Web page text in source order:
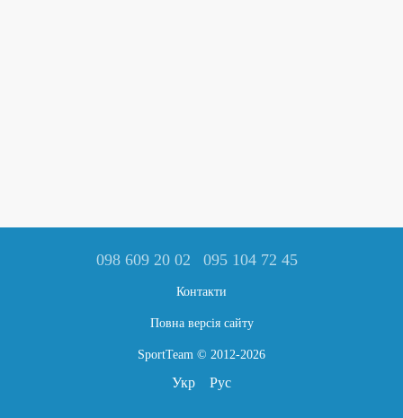
098 609 20 02 095 104 72 45
Контакти
Повна версія сайту
SportTeam © 2012-2026
Укр Рус